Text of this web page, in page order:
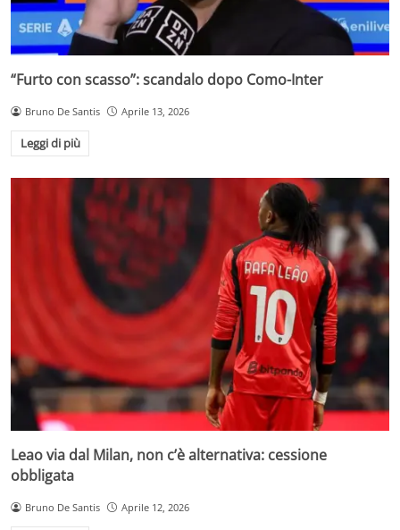
“Furto con scasso”: scandalo dopo Como-Inter
Bruno De Santis Aprile 13, 2026
Leggi di più
Leao via dal Milan, non c’è alternativa: cessione
obbligata
Bruno De Santis Aprile 12, 2026